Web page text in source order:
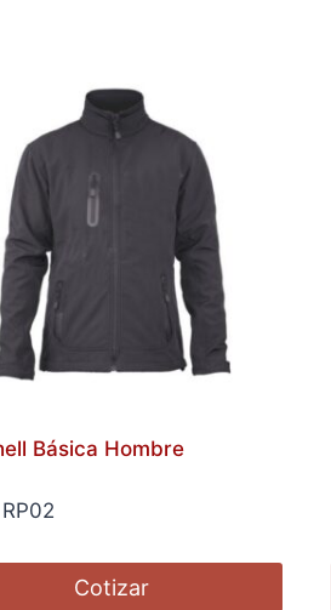
Básica Hombre
Cotizar